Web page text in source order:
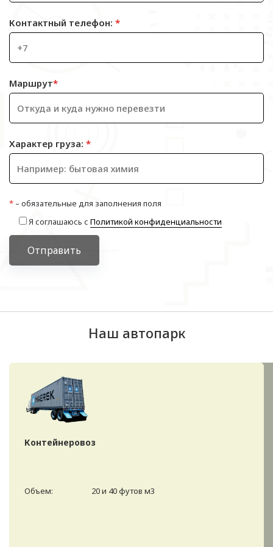
Контактный телефон: *
Маршрут*
Характер груза: *
* – обязательные для заполнения поля
Я соглашаюсь с Политикой конфиденциальности
Отправить
Наш автопарк
Контейнеровоз
Объем: 20 и 40 футов м3